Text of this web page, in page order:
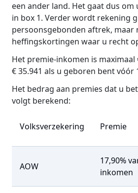
een ander land. Het gaat dus
in box 1. Verder wordt rekening
persoonsgebonden aftrek, maar
heffingskortingen waar u recht
Het premie-inkomen is maximaal
€ 35.941 als u geboren bent vóór
Het bedrag aan premies dat u
volgt berekend:
Volksverzekering Premie
AOW
17,90%
inkomen